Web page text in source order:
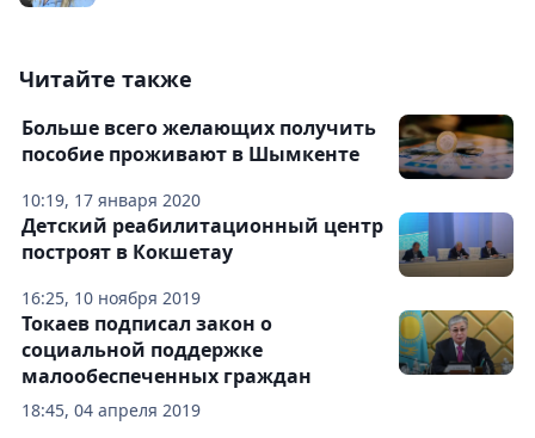
Читайте также
10:19, 17 января 2020
Больше всего желающих получить
пособие проживают в Шымкенте
16:25, 10 ноября 2019
Детский реабилитационный центр
построят в Кокшетау
18:45, 04 апреля 2019
Токаев подписал закон о
социальной поддержке
малообеспеченных граждан